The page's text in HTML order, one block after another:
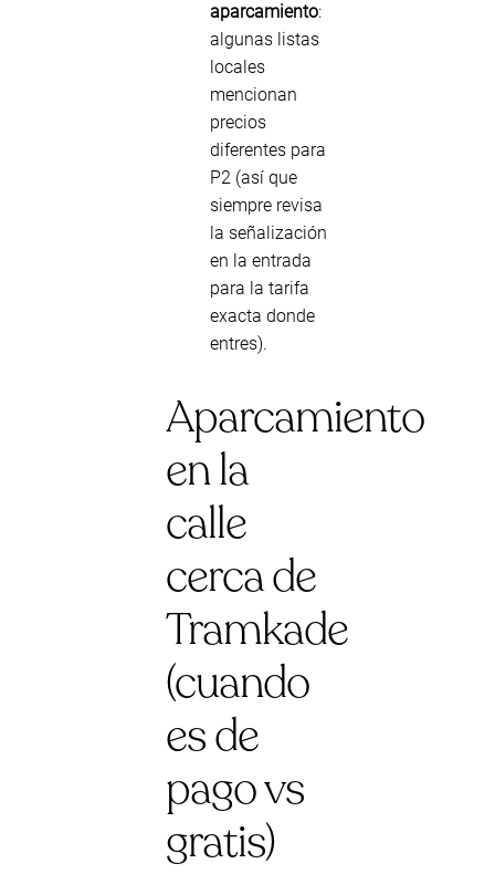
aparcamiento:
algunas listas
locales
mencionan
precios
diferentes para
P2 (así que
siempre revisa
la señalización
en la entrada
para la tarifa
exacta donde
entres).
Aparcamiento
en la
calle
cerca de
Tramkade
(cuando
es de
pago vs
gratis)